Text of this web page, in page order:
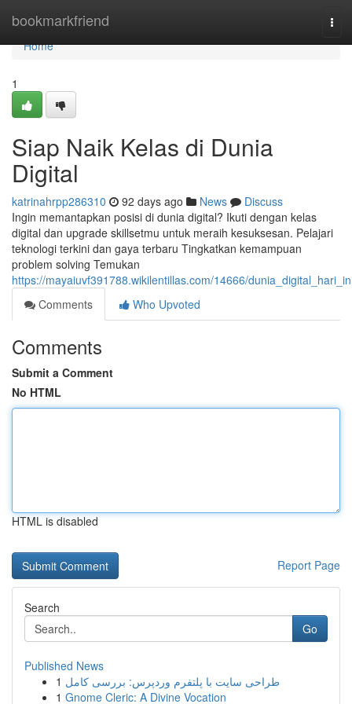
bookmarkfriend
Home
Home
1
Siap Naik Kelas di Dunia
Digital
katrinahrpp286310 92 days ago News
Discuss
Ingin memantapkan posisi di dunia digital? Ikuti dengan kelas
digital dan upgrade skillsetmu untuk meraih kesuksesan. Pelajari
teknologi terkini dan gaya terbaru Tingkatkan kemampuan
problem solving Temukan
https://mayaiuvf391788.wikilentillas.com/14666/
Comments
Who Upvoted
Comments
Submit a Comment
No HTML
HTML is disabled
Report Page
Search
Go
Published News
1 طراحی سایت با پلتفرم وردپرس: بررسی کامل
1 Gnome Cleric: A Divine Vocation